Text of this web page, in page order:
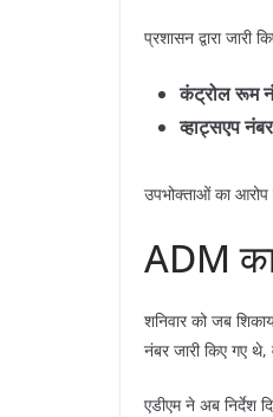
​प्रशासन द्वारा जारी
कंट्रोल रूम
व्हाट्सएप
​उपभोक्ताओं का
​ADM
​शनिवार को जब
नंबर जारी किए गए
​एडीएम ने अब निर्देश